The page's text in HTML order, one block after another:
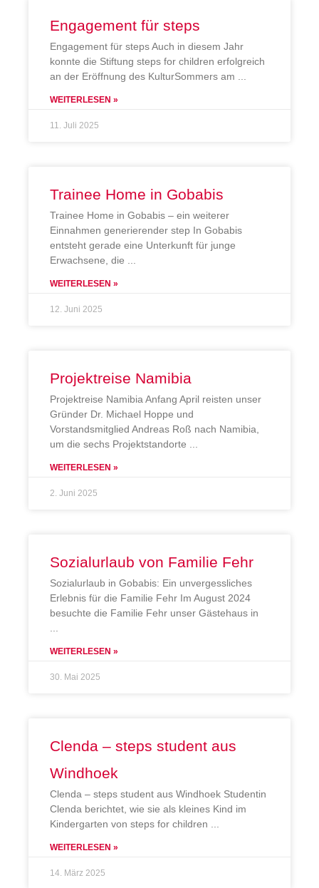
Engagement für steps
Engagement für steps Auch in diesem Jahr
konnte die Stiftung steps for children erfolgreich
an der Eröffnung des KulturSommers am
WEITERLESEN »
11. Juli 2025
Trainee Home in Gobabis
Trainee Home in Gobabis – ein weiterer
Einnahmen generierender step In Gobabis
entsteht gerade eine Unterkunft für junge
Erwachsene, die
WEITERLESEN »
12. Juni 2025
Projektreise Namibia
Projektreise Namibia Anfang April reisten unser
Gründer Dr. Michael Hoppe und
Vorstandsmitglied Andreas Roß nach Namibia,
um die sechs Projektstandorte
WEITERLESEN »
2. Juni 2025
Sozialurlaub von Familie Fehr
Sozialurlaub in Gobabis: Ein unvergessliches
Erlebnis für die Familie Fehr Im August 2024
besuchte die Familie Fehr unser Gästehaus in
WEITERLESEN »
30. Mai 2025
Clenda – steps student aus
Windhoek
Clenda – steps student aus Windhoek Studentin
Clenda berichtet, wie sie als kleines Kind im
Kindergarten von steps for children
WEITERLESEN »
14. März 2025